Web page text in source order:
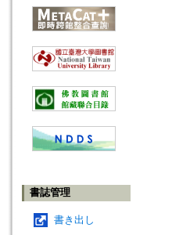
書誌管理
書き出し